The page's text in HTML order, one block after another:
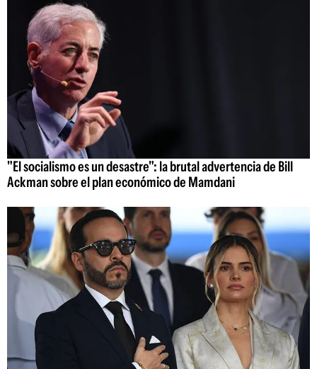
"El socialismo es un desastre": la brutal advertencia de Bill
Ackman sobre el plan económico de Mamdani